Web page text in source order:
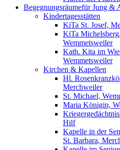
Begegnungsräumefür Jung &
Kindertagesstätten
KiTa St. Josef,
KiTa Michelsberg,
Wemmetsweiler
Kath. Kita im
Wemmetsweiler
Kirchen & Kapellen
Hl.
Merchweiler
St. Michael,
Maria Königin,
Hilf
Kapelle in der
St. Barbara,